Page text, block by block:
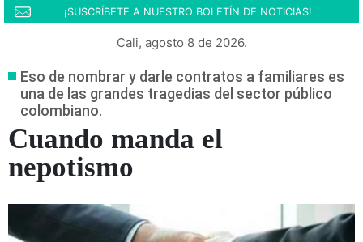
¡SUSCRÍBETE A NUESTRO BOLETÍN DE NOTICIAS!
Cali, agosto 8 de 2026.
Eso de nombrar y darle contratos a familiares es
una de las grandes tragedias del sector público
colombiano.
Cuando manda el
nepotismo